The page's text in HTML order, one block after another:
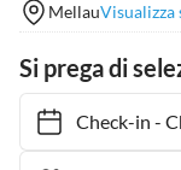
MellauVisualizza
Si prega di
Check-in-